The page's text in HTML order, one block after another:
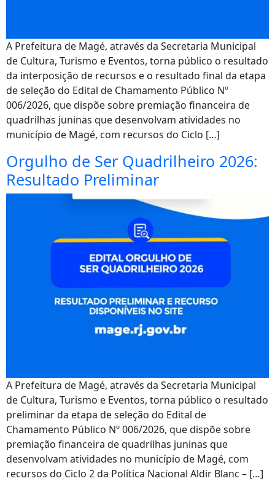
A Prefeitura de Magé, através da Secretaria Municipal
de Cultura, Turismo e Eventos, torna público o resultado
da interposição de recursos e o resultado final da etapa
de seleção do Edital de Chamamento Público Nº
006/2026, que dispõe sobre premiação financeira de
quadrilhas juninas que desenvolvam atividades no
município de Magé, com recursos do Ciclo […]
Orgulho de Ser Quadrilheiro 2026:
Resultado Preliminar
A Prefeitura de Magé, através da Secretaria Municipal
de Cultura, Turismo e Eventos, torna público o resultado
preliminar da etapa de seleção do Edital de
Chamamento Público Nº 006/2026, que dispõe sobre
premiação financeira de quadrilhas juninas que
desenvolvam atividades no município de Magé, com
recursos do Ciclo 2 da Política Nacional Aldir Blanc – […]